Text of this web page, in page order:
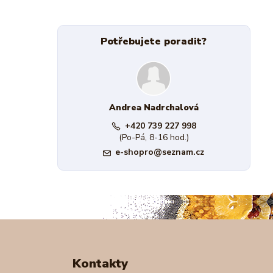
Potřebujete poradit?
Andrea Nadrchalová
+420 739 227 998
(Po-Pá, 8-16 hod.)
e-shopro@seznam.cz
Kontakty